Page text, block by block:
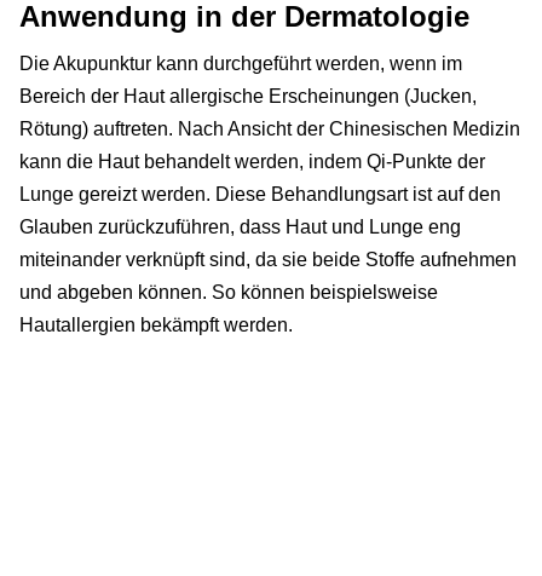
Anwendung in der Dermatologie
Die Akupunktur kann durchgeführt werden, wenn im
Bereich der Haut allergische Erscheinungen (Jucken,
Rötung) auftreten. Nach Ansicht der Chinesischen Medizin
kann die Haut behandelt werden, indem Qi-Punkte der
Lunge gereizt werden. Diese Behandlungsart ist auf den
Glauben zurückzuführen, dass Haut und Lunge eng
miteinander verknüpft sind, da sie beide Stoffe aufnehmen
und abgeben können. So können beispielsweise
Hautallergien bekämpft werden.